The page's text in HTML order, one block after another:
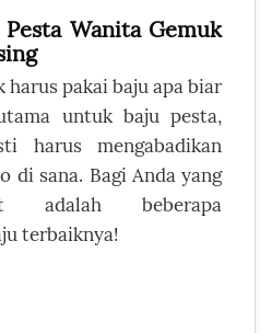
Wanita Gemuk
harus pakai baju apa biar
untuk baju pesta,
harus mengabadikan
di sana. Bagi Anda yang
adalah beberapa
terbaiknya!